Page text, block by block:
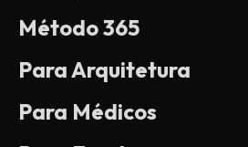
Método 365
Para Arquitetura
Para Médicos